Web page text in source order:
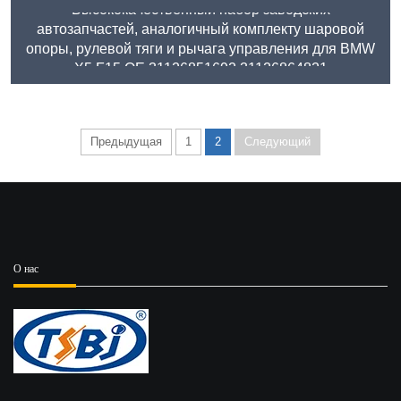
Высококачественный набор заводских
автозапчастей, аналогичный комплекту шаровой
опоры, рулевой тяги и рычага управления для BMW
X5 F15 OE 31126851692 31126864821
Предыдущая 1 2 Следующий
О нас